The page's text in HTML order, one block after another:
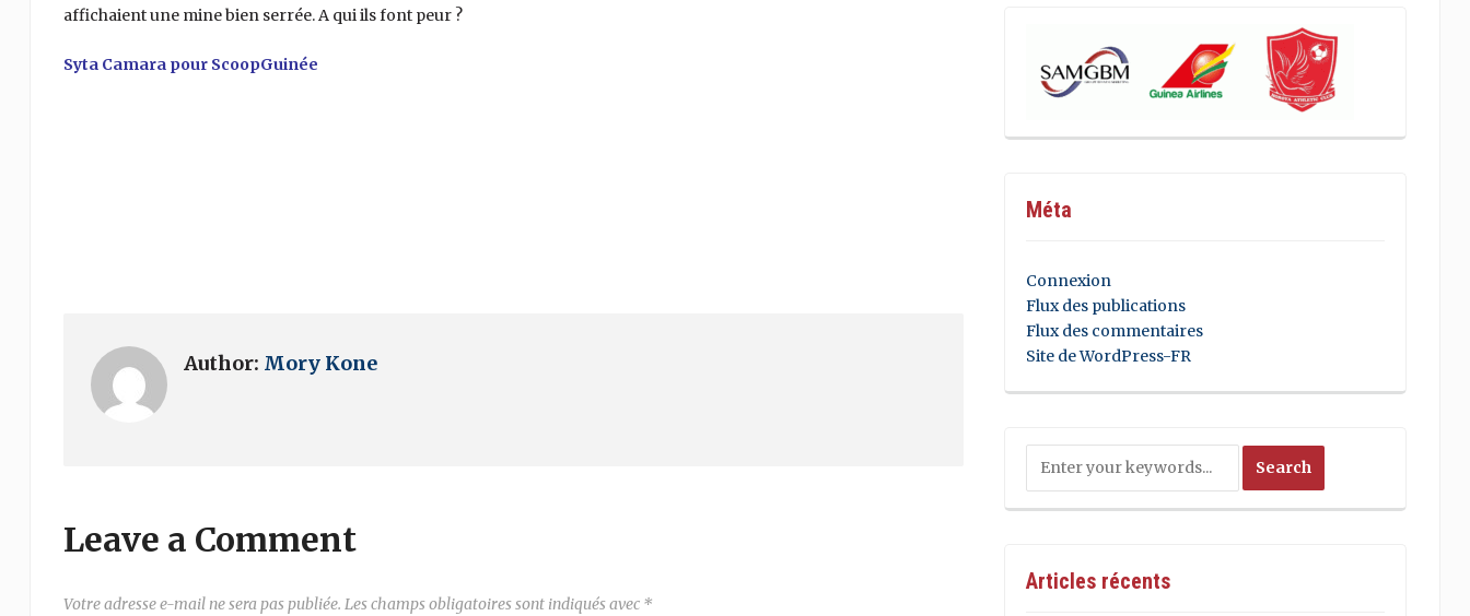
affichaient une mine bien serrée. A qui ils font peur ?
Syta Camara pour ScoopGuinée
Author: Mory Kone
Leave a Comment
Votre adresse e-mail ne sera pas publiée. Les champs obligatoires sont indiqués avec *
Méta
Connexion
Flux des publications
Flux des commentaires
Site de WordPress-FR
Articles récents